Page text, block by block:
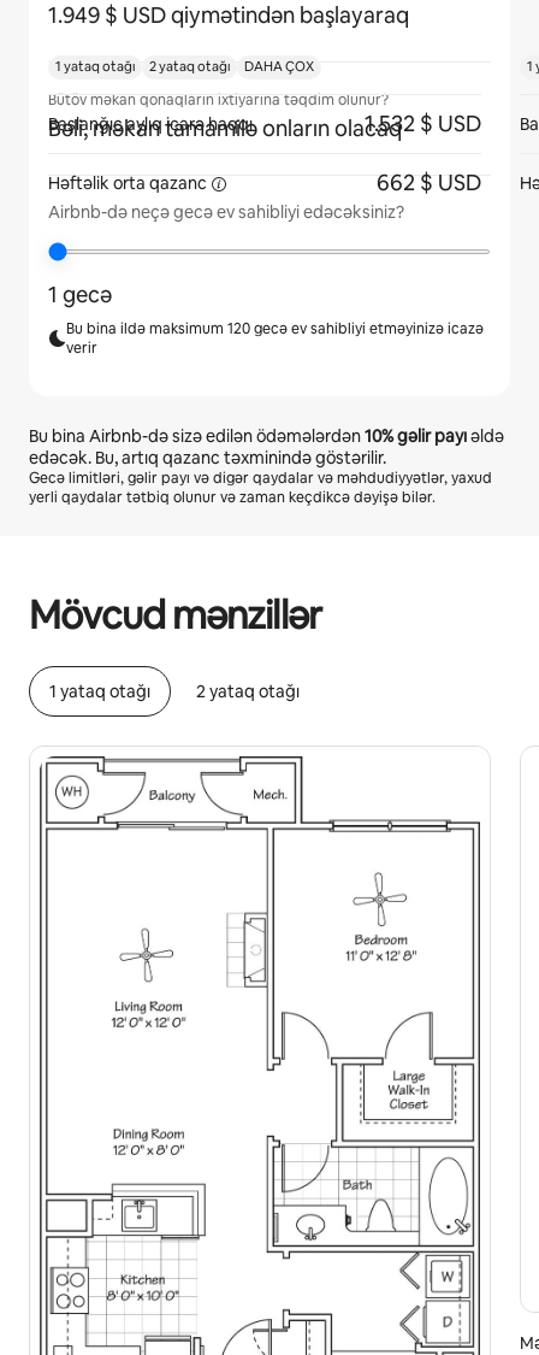
1.949 $ USD qiymətindən başlayaraq
Bütöv məkan qonaqların ixtiyarına təqdim olunur?
Bəli, məkan tamamilə onların olacaq
Airbnb-də neçə gecə ev sahibliyi edəcəksiniz?
1 gecə
Bu bina ildə maksimum 120 gecə ev sahibliyi etməyinizə icazə
verir
Bu bina Airbnb-də sizə edilən ödəmələrdən10%gəlir payıəldə
edəcək. Bu, artıq qazanc təxminində göstərilir.
Gecə limitləri, gəlir payı və digər qaydalar və məhdudiyyətlər, yaxud
yerli qaydalar tətbiq olunur və zaman keçdikcə dəyişə bilər.
Mövcud mənzillər
1 yataq otağı 2 yataq otağı
1 yataq otağı 2 yataq otağı DAHA ÇOX
Başlanğıc aylıq icarə haqqı 1.532 $ USD
Həftəlik orta qazanc 662 $ USD
1